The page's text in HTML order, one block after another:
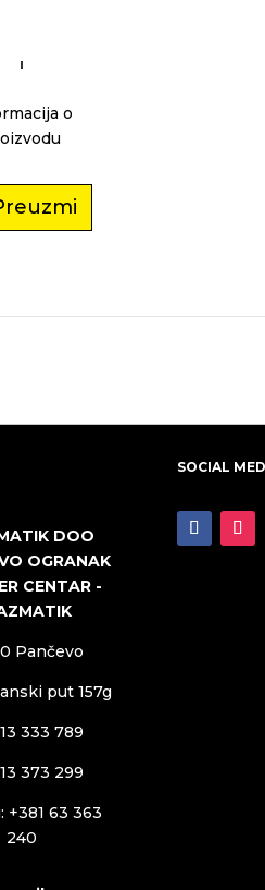
o
DOO
OGRANAK
CENTAR -
Pančevo
put 157g
333 789
373 299
+381 63 363
240
SOCIAL